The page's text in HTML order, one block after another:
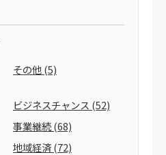
その他(5)
ビジネスチャンス (52)
事業継続(68)
地域経済(72)